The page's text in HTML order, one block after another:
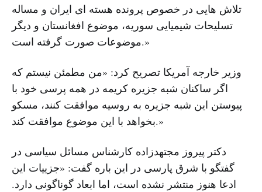
تلاش هایی در خصوص پرونده هسته ای ایران و مساله
تسلیحات شیمیایی سوریه، موضوع افغانستان و دیگر
موضوعات صورت گرفته است.»
وزیر خارجه آمریکا تصریح کرد: «من مطمئن نیستم که
اگر ساکنان شبه جزیره کریمه در همه پرسی خود با
پیوستن این شبه جزیره به روسیه موافقت کنند، مسکو
بخواهد با این موضوع موافقت کند.»
دکتر پیروز مجتهدزاده کارشناس مسائل سیاسی در
گفتگو با شرق پارسی در این باره گفت: «جزییات این
ادعا هنوز منتشر نشده است، اما ابعاد گوناگونی دارد.